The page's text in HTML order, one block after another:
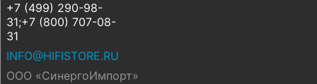
+7 (499) 290-98-
31;+7 (800) 707-08-
31
INFO@HIFISTORE.RU
ООО «СинергоИмпорт»